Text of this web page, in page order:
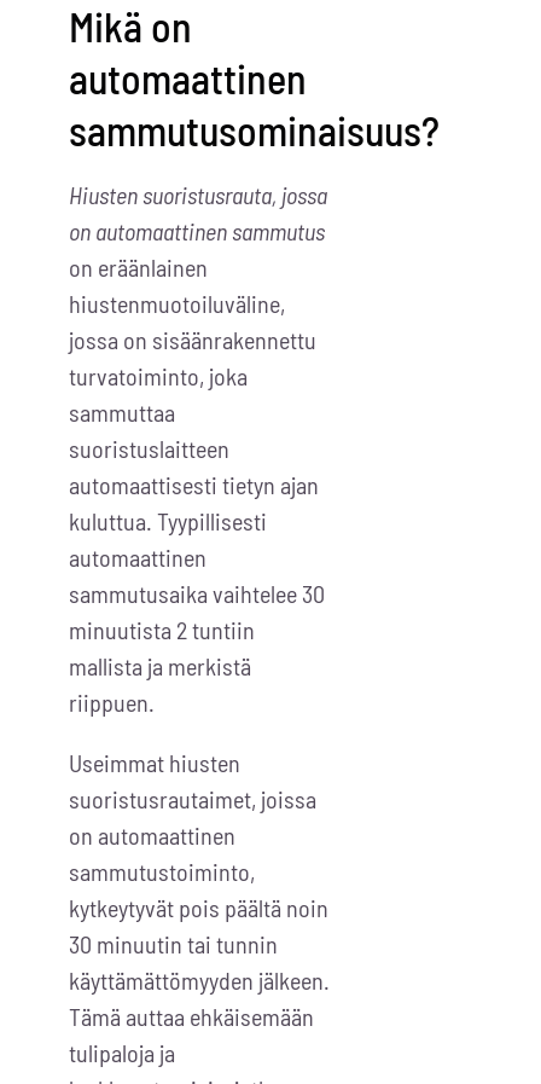
Mikä on
automaattinen
sammutusominaisuus?
Hiusten suoristusrauta, jossa
on automaattinen sammutus
on eräänlainen
hiustenmuotoiluväline,
jossa on sisäänrakennettu
turvatoiminto, joka
sammuttaa
suoristuslaitteen
automaattisesti tietyn ajan
kuluttua. Tyypillisesti
automaattinen
sammutusaika vaihtelee 30
minuutista 2 tuntiin
mallista ja merkistä
riippuen.
Useimmat hiusten
suoristusrautaimet, joissa
on automaattinen
sammutustoiminto,
kytkeytyvät pois päältä noin
30 minuutin tai tunnin
käyttämättömyyden jälkeen.
Tämä auttaa ehkäisemään
tulipaloja ja